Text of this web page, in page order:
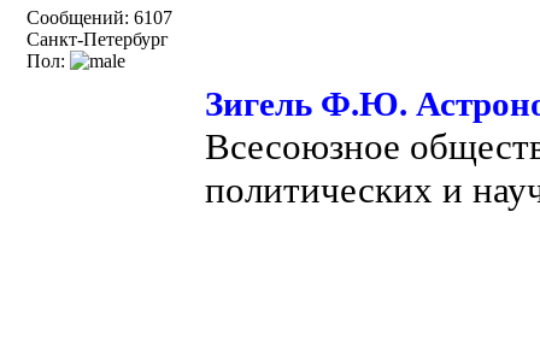
Сообщений: 6107
Санкт-Петербург
Пол:
Зигель Ф.Ю.
Всесоюзное
политических и